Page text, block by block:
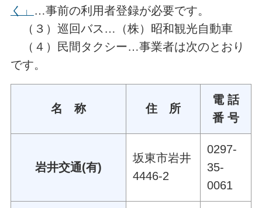
く」 …事前の利用者登録が必要です。
（３）巡回バス…（株）昭和観光自動車
（４）民間タクシー…事業者は次のとおり
です。
名 称 住 所
電 話
番 号
岩井交通(有)
坂東市岩井
4446-2
0297-
35-
0061